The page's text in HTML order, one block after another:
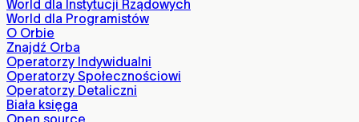
World dla Instytucji Rządowych
World dla Programistów
O Orbie
Znajdź Orba
Operatorzy Indywidualni
Operatorzy Społecznościowi
Operatorzy Detaliczni
Biała księga
Open source